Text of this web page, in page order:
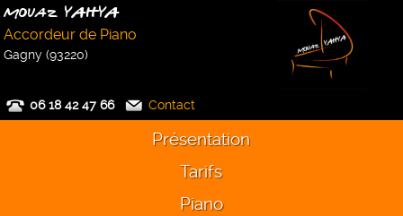
Mouaz YAHYA
Accordeur de Piano
Gagny (93220)
06 18 42 47 66 Contact
Présentation
Tarifs
Piano